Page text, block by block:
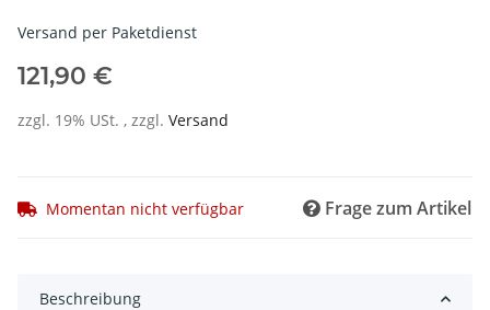
Versand per Paketdienst
121,90 €
zzgl. 19% USt. , zzgl. Versand
Momentan nicht verfügbar Frage zum Artikel
Beschreibung